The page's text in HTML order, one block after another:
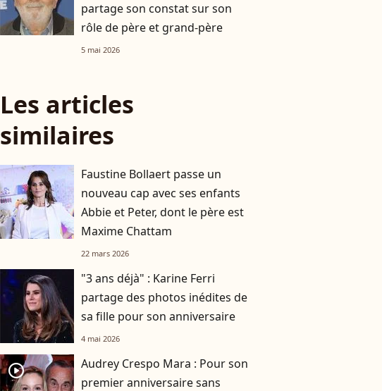
partage son constat sur son
rôle de père et grand-père
5 mai 2026
Les articles
similaires
Faustine Bollaert passe un
nouveau cap avec ses enfants
Abbie et Peter, dont le père est
Maxime Chattam
22 mars 2026
"3 ans déjà" : Karine Ferri
partage des photos inédites de
sa fille pour son anniversaire
4 mai 2026
player2
Audrey Crespo Mara : Pour son
premier anniversaire sans